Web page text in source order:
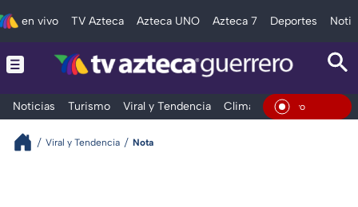
en vivo TV Azteca Azteca UNO Azteca 7 Deportes
Noticias Turismo Viral y Tendencia Clima Deportes En Vivo
Viral y Tendencia Nota